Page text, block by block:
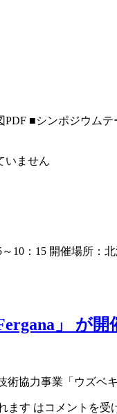
■シンポジウム
いません
10：15 開催場所：
」 が開
技術協力事業「ウズ
ます はコメントを受